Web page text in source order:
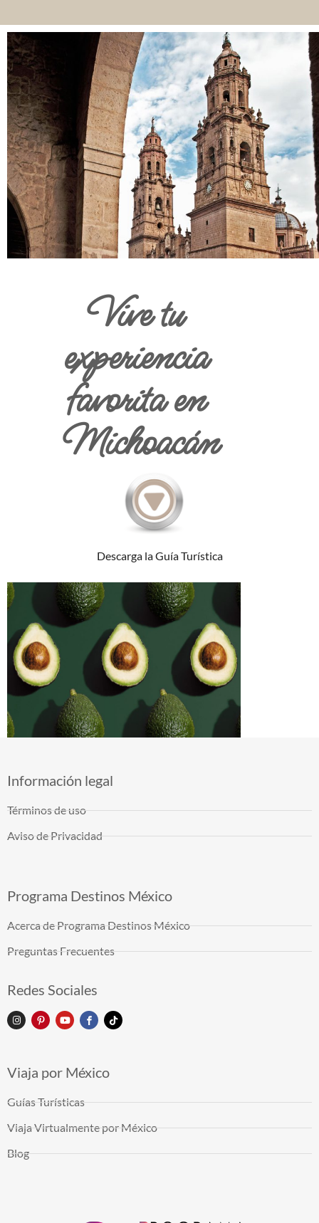
Vive tu
experiencia
favorita en
Michoacán
Descarga la Guía Turística
Información legal
Términos de uso
Aviso de Privacidad
Programa Destinos México
Acerca de Programa Destinos México
Preguntas Frecuentes
Redes Sociales
Viaja por México
Guías Turísticas
Viaja Virtualmente por México
Blog